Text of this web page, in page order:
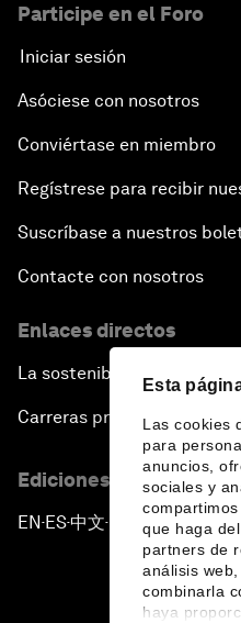
Esta
Las cookies
para
anuncios,
sociales y
que haga
partners de
análisis
combinarla
haya
Participe en el Foro
Iniciar sesión
Asóciese con nosotros
Conviértase en miembro
Regístrese para recibir
Suscríbase a nuestros
Contacte con nosotros
Enlaces directos
La sostenibilidad en el Foro
Carreras profesionales
Ediciones en otros
EN ▪ES▪中文▪ 日本語